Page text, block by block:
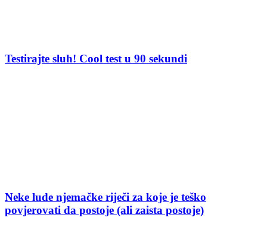
Testirajte sluh! Cool test u 90 sekundi
Neke lude njemačke riječi za koje je teško
povjerovati da postoje (ali zaista postoje)